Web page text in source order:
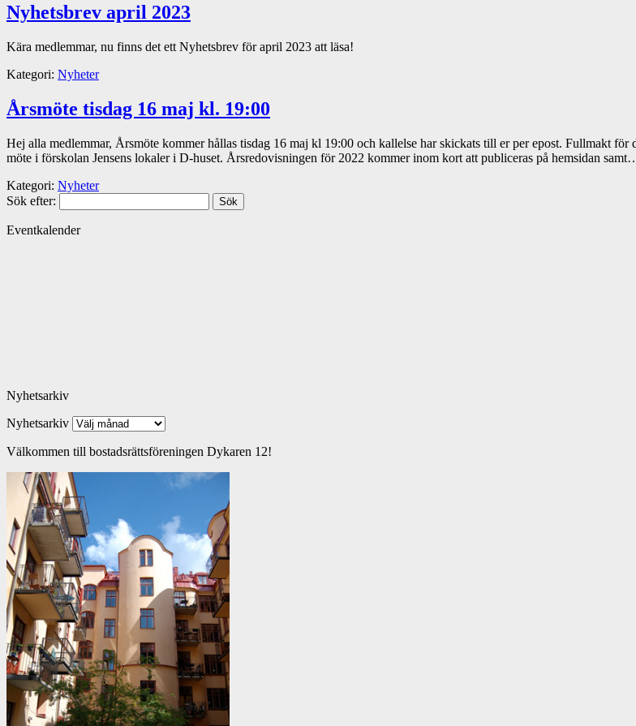
Nyhetsbrev april 2023
Kära medlemmar, nu finns det ett Nyhetsbrev för april 2023 att läsa!
Kategori: Nyheter
Årsmöte tisdag 16 maj kl. 19:00
Hej alla medlemmar, Årsmöte kommer hållas tisdag 16 maj kl 19:00 och kallelse har skickats till er per epost. Fullmakt
möte i förskolan Jensens lokaler i D-huset. Årsredovisningen för 2022 kommer inom kort att publiceras på hemsidan
Kategori: Nyheter
Sök efter:
Eventkalender
Nyhetsarkiv
Nyhetsarkiv
Välkommen till bostadsrättsföreningen Dykaren 12!